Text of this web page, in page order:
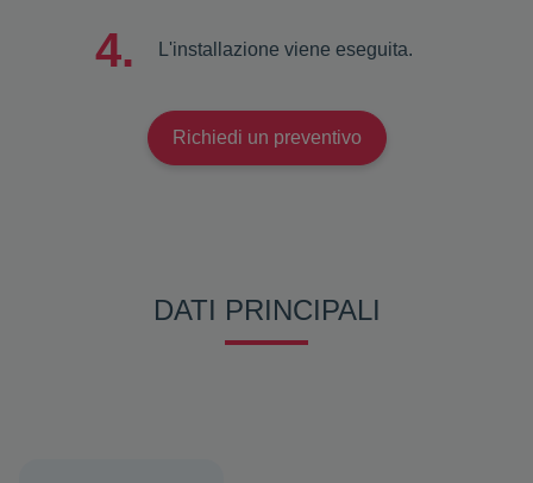
L'installazione viene eseguita.
Richiedi un preventivo
DATI PRINCIPALI